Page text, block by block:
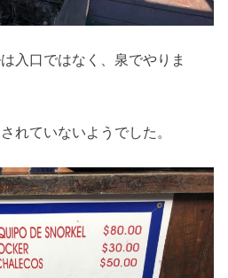
入口ではなく、泉でやりま
れていないようでした。